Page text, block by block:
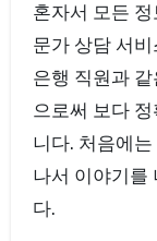
혼자서 모든
문가 상담 서
은행 직원과
으로써 보다
니다. 처음에
나서 이야기를
다.